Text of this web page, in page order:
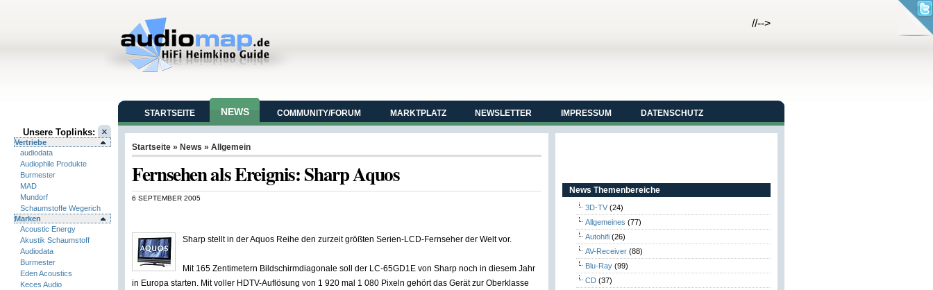
//-->
Unsere Toplinks:
Vertriebe
audiodata
Audiophile Produkte
Burmester
MAD
Mundorf
Schaumstoffe Wegerich
Marken
Acoustic Energy
Akustik Schaumstoff
Audiodata
Burmester
Eden Acoustics
Keces Audio
STARTSEITE NEWS COMMUNITY/FORUM MARKTPLATZ NEWSLETTER IMPRESSUM DATENSCHUTZ
Startseite » News » Allgemein
Fernsehen als Ereignis: Sharp Aquos
6 SEPTEMBER 2005
Sharp stellt in der Aquos Reihe den zurzeit größten Serien-LCD-Fernseher der Welt vor.
Mit 165 Zentimetern Bildschirmdiagonale soll der LC-65GD1E von Sharp noch in diesem Jahr
in Europa starten. Mit voller HDTV-Auflösung von 1 920 mal 1 080 Pixeln gehört das Gerät zur Oberklasse
News Themenbereiche
3D-TV (24)
Allgemeines (77)
Autohifi (26)
AV-Receiver (88)
Blu-Ray (99)
CD (37)